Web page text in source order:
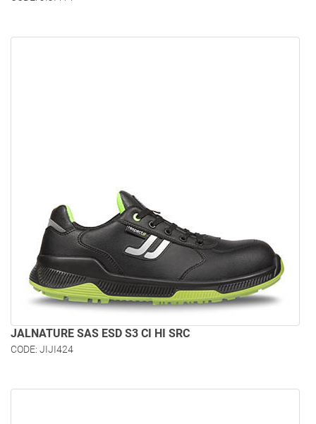
JALNATURE SAS ESD S3 CI HI SRC
CODE: JIJI424